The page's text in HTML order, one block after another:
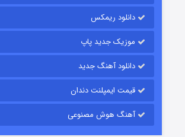
قسمت۱۵ (دوبله) منتشر شد
دانلود ریمکس
موزیک جدید پاپ
دانلود آهنگ جدید
قیمت ایمپلنت دندان
آهنگ هوش مصنوعی